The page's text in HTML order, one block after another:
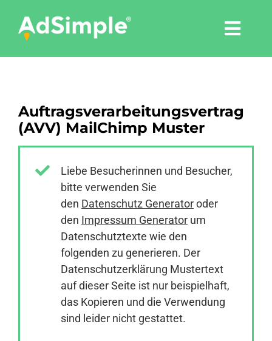
content
Tools
Pressemitteilungen
Anmelden
Auftragsverarbeitungsvertrag
(AVV) MailChimp Muster
Liebe Besucherinnen und Besucher,
bitte verwenden Sie
den Datenschutz Generatoroder
den Impressum Generator um
Datenschutztexte wie den
folgenden zu generieren. Der
Datenschutzerklärung Mustertext
auf dieser Seite ist nur beispielhaft,
das Kopieren und die Verwendung
sind leider nicht gestattet.